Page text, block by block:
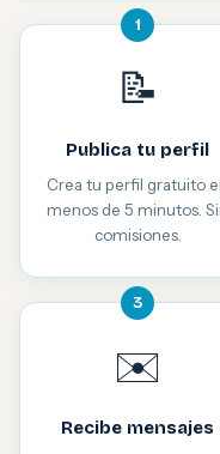
1
📝
Publica tu perfil
Crea tu perfil gratuito
menos de 5 minutos.
comisiones.
3
✉️
Recibe mensajes